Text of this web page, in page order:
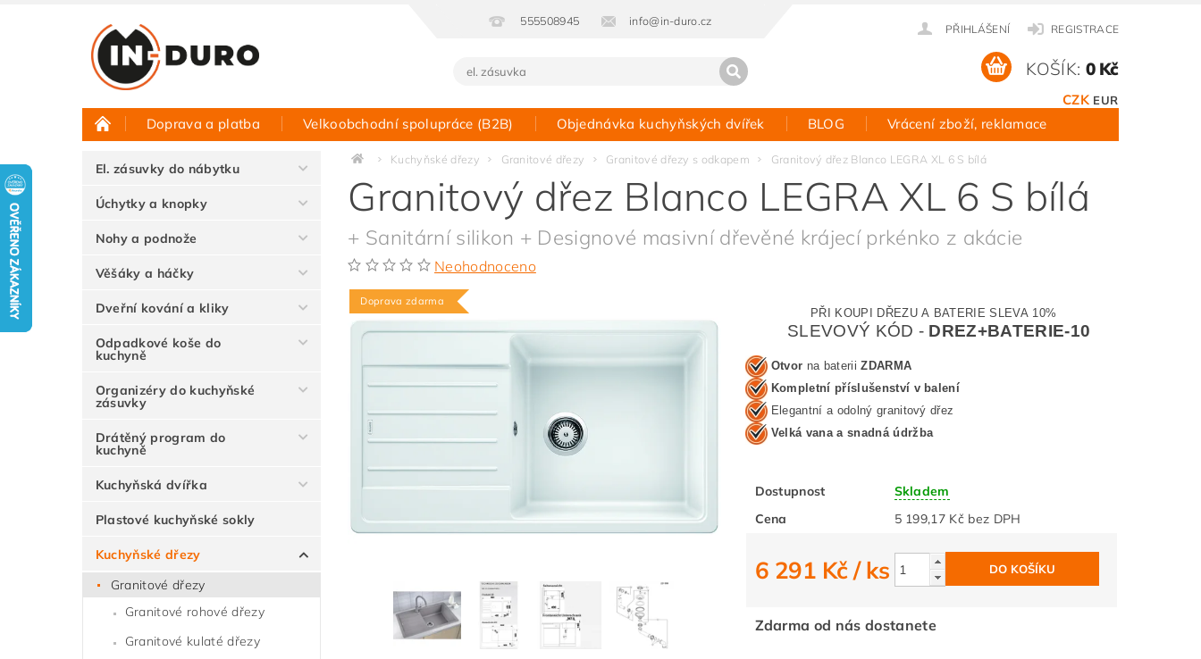
555508945 info@in-duro.cz
PŘIHLÁŠENÍ REGISTRACE
CZK EUR
KOŠÍK: 0 Kč
Doprava a platba Velkoobchodní spolupráce (B2B) Objednávka kuchyňských dvířek BLOG Vrácení zboží, reklamace
Půjčovna vzorků Hodnocení obchodu Kontakt
El. zásuvky do nábytku
Úchytky a knopky
Nohy a podnože
Věšáky a háčky
Dveřní kování a kliky
Odpadkové koše do
kuchyně
Organizéry do kuchyňské
zásuvky
Drátěný program do
kuchyně
Kuchyňská dvířka
Plastové kuchyňské sokly
Kuchyňské dřezy
Granitové dřezy
Granitové rohové dřezy
Granitové kulaté dřezy
Kuchyňské dřezy Granitové dřezy Granitové dřezy s odkapem Granitový dřez Blanco LEGRA XL 6 S bílá
Granitový dřez Blanco LEGRA XL 6 S bílá
+ Sanitární silikon + Designové masivní dřevěné krájecí prkénko z akácie
Neohodnoceno
Doprava zdarma
PŘI KOUPI DŘEZU A BATERIE SLEVA 10%
SLEVOVÝ KÓD - DREZ+BATERIE-10
Otvor na bateriiZDARMA
Kompletní příslušenství v balení
Elegantní a odolný granitový dřez
Velká vana a snadná údržba
Dostupnost
Skladem
Cena
5 199,17 Kč bez DPH
6 291 Kč/ ks
Zdarma od nás dostanete